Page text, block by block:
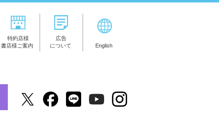
特約店様
書店様ご案内
広告
について
English